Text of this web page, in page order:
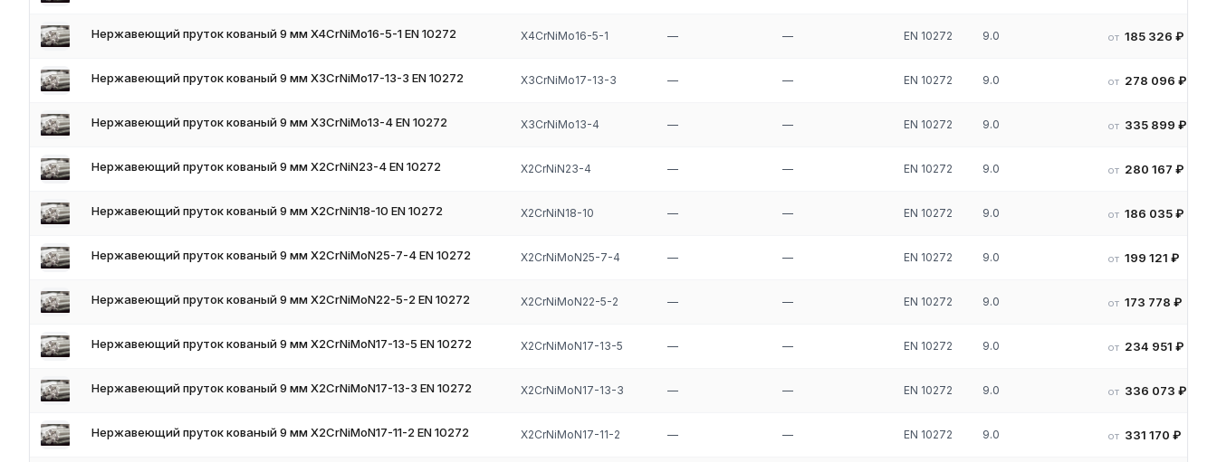
Условия поставки
- Доставка по всей России
- Резка в размер — по запросу
- Скидки при оптовых заказах
Нержавеющий пруток кованый 9 мм X4CrNiMo16-5-1 EN 10272 X4CrNiMo16-5-1 — — EN 10272 9.0 от 185 326 ₽
Нержавеющий пруток кованый 9 мм X3CrNiMo17-13-3 EN 10272 X3CrNiMo17-13-3 — — EN 10272 9.0 от 278 096 ₽
Нержавеющий пруток кованый 9 мм X3CrNiMo13-4 EN 10272 X3CrNiMo13-4 — — EN 10272 9.0 от 335 899 ₽
Нержавеющий пруток кованый 9 мм X2CrNiN23-4 EN 10272 X2CrNiN23-4 — — EN 10272 9.0 от 280 167 ₽
Нержавеющий пруток кованый 9 мм X2CrNiN18-10 EN 10272 X2CrNiN18-10 — — EN 10272 9.0 от 186 035 ₽
Нержавеющий пруток кованый 9 мм X2CrNiMoN25-7-4 EN 10272 X2CrNiMoN25-7-4 — — EN 10272 9.0 от 199 121 ₽
Нержавеющий пруток кованый 9 мм X2CrNiMoN22-5-2 EN 10272 X2CrNiMoN22-5-2 — — EN 10272 9.0 от 173 778 ₽
Нержавеющий пруток кованый 9 мм X2CrNiMoN17-13-5 EN 10272 X2CrNiMoN17-13-5 — — EN 10272 9.0 от 234 951 ₽
Нержавеющий пруток кованый 9 мм X2CrNiMoN17-13-3 EN 10272 X2CrNiMoN17-13-3 — — EN 10272 9.0 от 336 073 ₽
Нержавеющий пруток кованый 9 мм X2CrNiMoN17-11-2 EN 10272 X2CrNiMoN17-11-2 — — EN 10272 9.0 от 331 170 ₽